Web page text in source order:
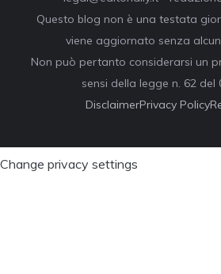
Questo blog non è una testata
viene aggiornato senza
Non può pertanto considerarsi un
sensi della legge n. 62 del
DisclaimerPrivacy Policy
Change privacy settings